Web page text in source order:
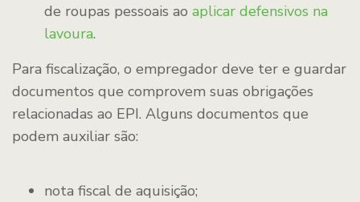
de roupas pessoais ao aplicar defensivos na
lavoura.
Para fiscalização, o empregador deve ter e guardar
documentos que comprovem suas obrigações
relacionadas ao EPI. Alguns documentos que
podem auxiliar são:
nota fiscal de aquisição;